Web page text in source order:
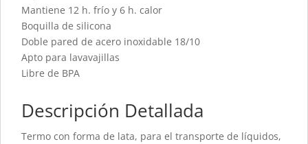
Mantiene 12 h. frío y 6 h. calor
Boquilla de silicona
Doble pared de acero inoxidable 18/10
Apto para lavavajillas
Libre de BPA
Descripción Detallada
Termo con forma de lata, para el transporte de líquidos,